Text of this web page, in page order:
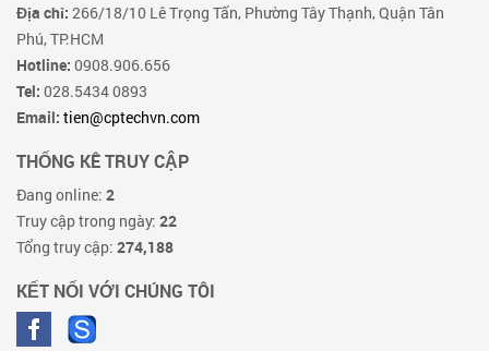
Địa chỉ: 266/18/10 Lê Trọng Tấn, Phường Tây Thạnh, Quận Tân
Phú, TP.HCM
Hotline: 0908.906.656
Tel: 028.5434 0893
Email: tien@cptechvn.com
THỐNG KÊ TRUY CẬP
Đang online: 2
Truy cập trong ngày: 22
Tổng truy cập: 274,188
KẾT NỐI VỚI CHÚNG TÔI